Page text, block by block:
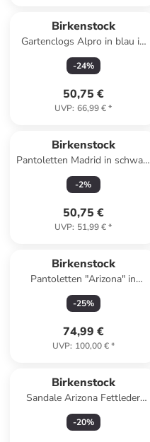
Birkenstock
Gartenclogs Alpro in blau in
blau
-24%
50,75 €
UVP: 66,99 €*
Birkenstock
Pantoletten Madrid in schwarz
in schwarz
-2%
50,75 €
UVP: 51,99 €*
Birkenstock
Pantoletten "Arizona" in
Creme
-25%
74,99 €
UVP: 100,00 €*
Birkenstock
Sandale Arizona Fettleder
normal in braun
-20%